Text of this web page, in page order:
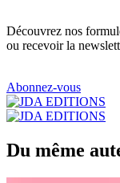
Découvrez nos
ou recevoir la
Abonnez-vous
Du même